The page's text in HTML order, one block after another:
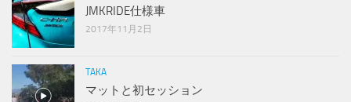
JMKRIDE仕様車
2017年11月2日
TAKA
マットと初セッション